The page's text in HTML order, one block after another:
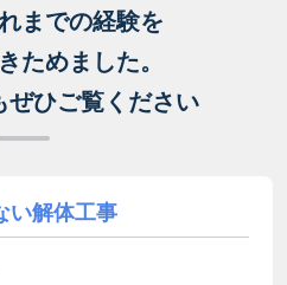
までの経験を
ためました。
ぜひご覧ください
い解体工事